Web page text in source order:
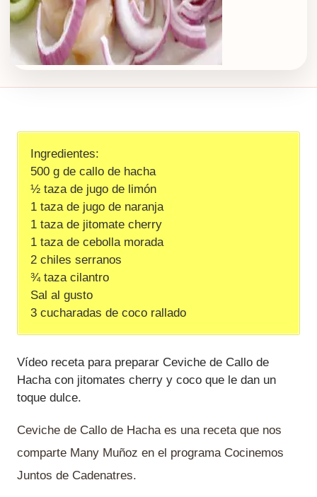
Ingredientes:
500 g de callo de hacha
½ taza de jugo de limón
1 taza de jugo de naranja
1 taza de jitomate cherry
1 taza de cebolla morada
2 chiles serranos
¾ taza cilantro
Sal al gusto
3 cucharadas de coco rallado
Vídeo receta para preparar Ceviche de Callo de
Hacha con jitomates cherry y coco que le dan un
toque dulce.
Ceviche de Callo de Hacha es una receta que nos
comparte Many Muñoz en el programa Cocinemos
Juntos de Cadenatres.